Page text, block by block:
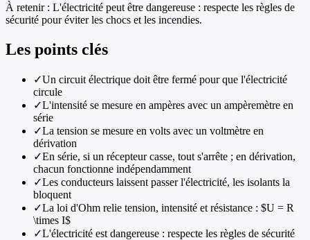
À retenir : L'électricité peut être dangereuse : respecte les règles de
sécurité pour éviter les chocs et les incendies.
Les points clés
✓Un circuit électrique doit être fermé pour que l'électricité
circule
✓L'intensité se mesure en ampères avec un ampèremètre en
série
✓La tension se mesure en volts avec un voltmètre en
dérivation
✓En série, si un récepteur casse, tout s'arrête ; en dérivation,
chacun fonctionne indépendamment
✓Les conducteurs laissent passer l'électricité, les isolants la
bloquent
✓La loi d'Ohm relie tension, intensité et résistance : $U = R
\times I$
✓L'électricité est dangereuse : respecte les règles de sécurité